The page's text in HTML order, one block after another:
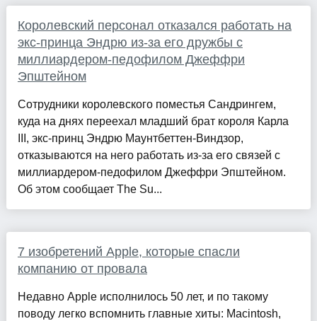
Королевский персонал отказался работать на
экс-принца Эндрю из-за его дружбы с
миллиардером-педофилом Джеффри
Эпштейном
Сотрудники королевского поместья Сандрингем,
куда на днях переехал младший брат короля Карла
III, экс-принц Эндрю Маунтбеттен-Виндзор,
отказываются на него работать из-за его связей с
миллиардером-педофилом Джеффри Эпштейном.
Об этом сообщает The Su...
7 изобретений Apple, которые спасли
компанию от провала
Недавно Apple исполнилось 50 лет, и по такому
поводу легко вспомнить главные хиты: Macintosh,